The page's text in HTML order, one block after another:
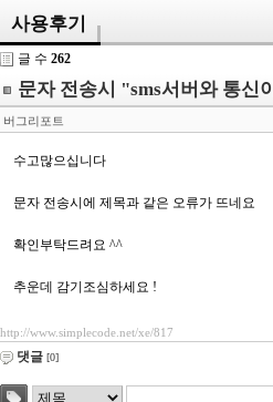
사용후기
글 수 262
문자 전송시 "sms서버와 통신
버그리포트
수고많으십니다
문자 전송시에 제목과 같은 오류가 뜨네요
확인부탁드려요 ^^
추운데 감기조심하세요 !
http://www.simplecode.net/xe/817
댓글 [0]